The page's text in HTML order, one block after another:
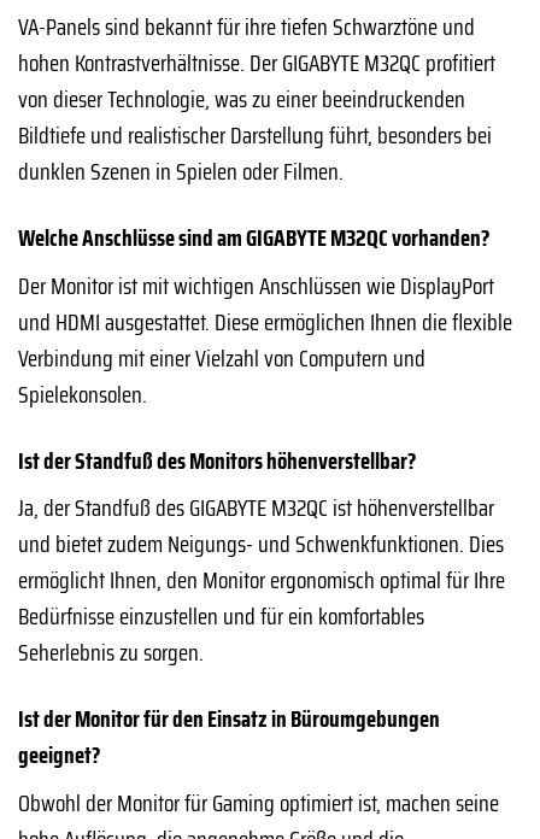
VA-Panels sind bekannt für ihre tiefen Schwarztöne und
hohen Kontrastverhältnisse. Der GIGABYTE M32QC profitiert
von dieser Technologie, was zu einer beeindruckenden
Bildtiefe und realistischer Darstellung führt, besonders bei
dunklen Szenen in Spielen oder Filmen.
Welche Anschlüsse sind am GIGABYTE M32QC vorhanden?
Der Monitor ist mit wichtigen Anschlüssen wie DisplayPort
und HDMI ausgestattet. Diese ermöglichen Ihnen die flexible
Verbindung mit einer Vielzahl von Computern und
Spielekonsolen.
Ist der Standfuß des Monitors höhenverstellbar?
Ja, der Standfuß des GIGABYTE M32QC ist höhenverstellbar
und bietet zudem Neigungs- und Schwenkfunktionen. Dies
ermöglicht Ihnen, den Monitor ergonomisch optimal für Ihre
Bedürfnisse einzustellen und für ein komfortables
Seherlebnis zu sorgen.
Ist der Monitor für den Einsatz in Büroumgebungen
geeignet?
Obwohl der Monitor für Gaming optimiert ist, machen seine